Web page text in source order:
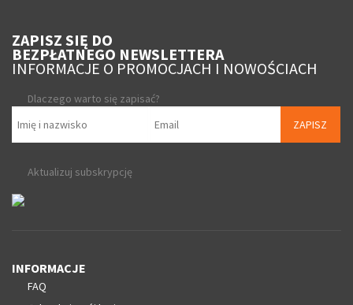
ZAPISZ SIĘ DO
BEZPŁATNEGO NEWSLETTERA
INFORMACJE O PROMOCJACH I NOWOŚCIACH
Dlaczego warto się zapisać?
ZAPISZ
Aktualizuj subskrypcję
INFORMACJE
FAQ